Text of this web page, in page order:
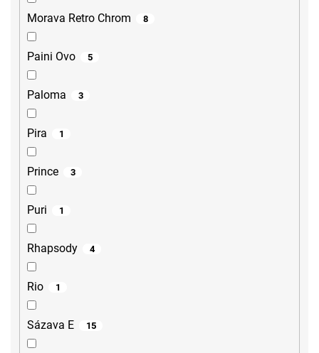
Morava Retro Chrom 8
Paini Ovo 5
Paloma 3
Pira 1
Prince 3
Puri 1
Rhapsody 4
Rio 1
Sázava E 15